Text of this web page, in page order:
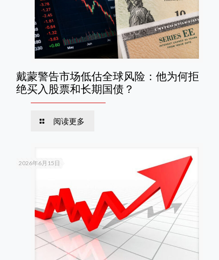
戴蒙警告市场低估全球风险：他为何拒
绝买入股票和长期国债？
阅读更多
2026年6月15日